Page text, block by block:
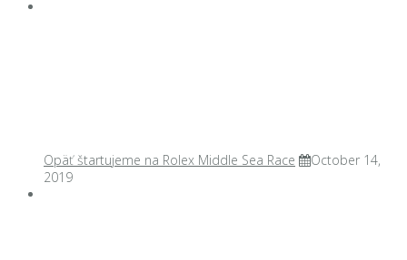
Opäť štartujeme na Rolex Middle Sea Race
October 14,
2019